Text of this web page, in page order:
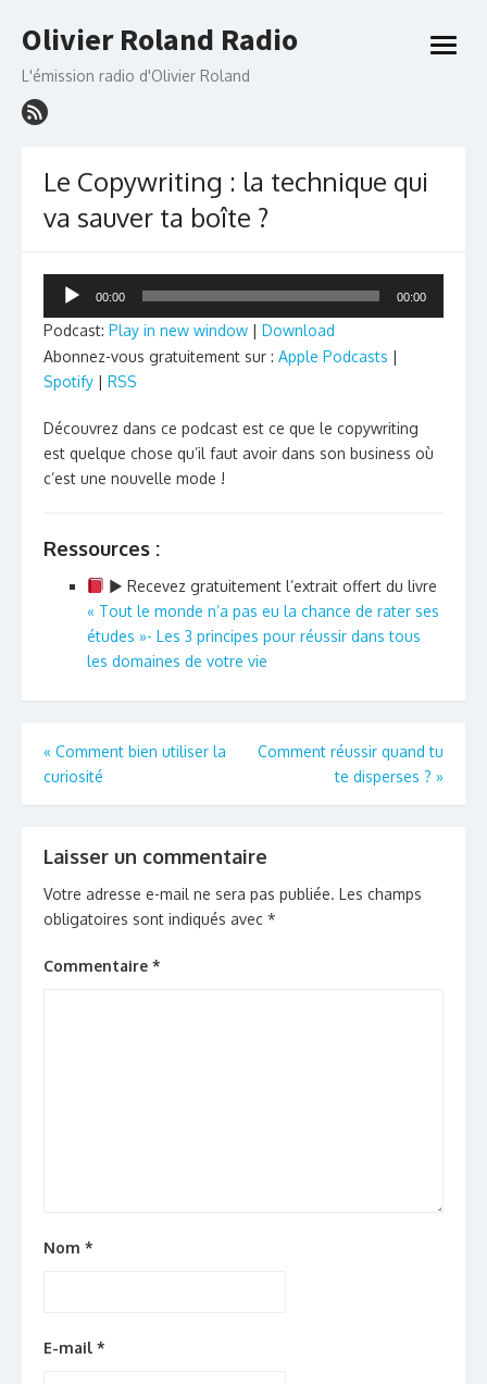
to
Olivier Roland Radio
L'émission radio d'Olivier Roland
open
Le Copywriting : la technique qui
va sauver ta boîte ?
Lecteur
00:00 00:00
Podcast: Play in new window | Download
Abonnez-vous gratuitement sur : Apple Podcasts |
Spotify | RSS
Découvrez dans ce podcast est ce que le copywriting
est quelque chose qu’il faut avoir dans son business où
c’est une nouvelle mode !
Ressources :
► Recevez gratuitement l’extrait offert du livre
« Tout le monde n’a pas eu la chance de rater ses
études »- Les 3 principes pour réussir dans tous
les domaines de votre vie
Navigation
de
« Comment bien utiliser la
curiosité
Comment réussir quand tu
te disperses ? »
Laisser un commentaire
Votre adresse e-mail ne sera pas publiée. Les champs
obligatoires sont indiqués avec *
Commentaire *
Nom *
E-mail *